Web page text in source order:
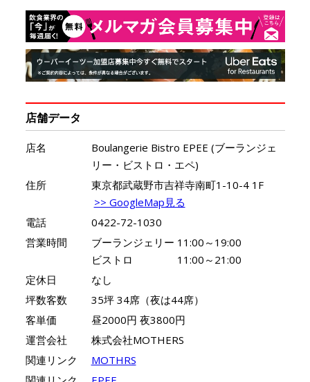
店舗データ
店名
Boulangerie Bistro EPEE (ブーランジェ
リー・ビストロ・エペ)
住所
東京都武蔵野市吉祥寺南町1-10-4 1F
>> GoogleMap見る
電話
0422-72-1030
営業時間
ブーランジェリー 11:00～19:00
ビストロ 11:00～21:00
定休日
なし
坪数客数
35坪 34席（夜は44席）
客単価
昼2000円 夜3800円
運営会社
株式会社MOTHERS
関連リンク
MOTHRS